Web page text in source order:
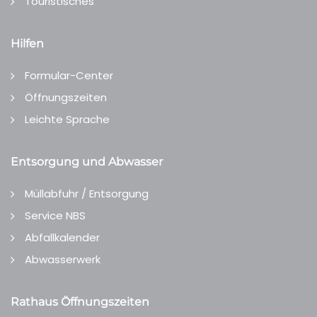
Hilfen
Formular-Center
Öffnungszeiten
Leichte Sprache
Entsorgung und Abwasser
Müllabfuhr / Entsorgung
Service NBS
Abfallkalender
Abwasserwerk
Rathaus Öffnungszeiten